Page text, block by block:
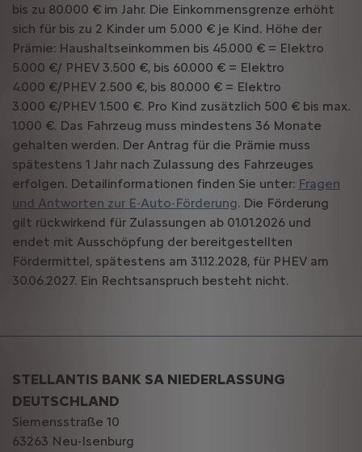
bis zu 80.000 € im Jahr. Die Einkommensgrenze erhöht
sich für bis zu 2 Kinder um 5.000 € je Kind. Höhe der
Prämie: Haushaltseinkommen bis 45.000 € = Elektro
5.000 €/ PHEV 3.500 €, bis 60.000 € = Elektro
4.000 €/PHEV 2.500 €, bis 80.000 € = Elektro
3.000 €/PHEV 1.500 €. Pro Kind zusätzlich 500 € bis max.
1.000 €. Das Fahrzeug muss mindestens 36 Monate
gehalten werden. Der Antrag für die Prämie muss
spätestens 1 Jahr nach Zulassung des Fahrzeuges
erfolgen. Detailinformationen finden Sie unter: Fragen
und Antworten zur E-Auto-Förderung. Die Förderung
gilt rückwirkend für Zulassungen ab 01.01.2026 und
endet mit Ausschöpfung der bereitgestellten
Fördermittel, spätestens am 31.12.2028, für PHEV am
30.06.2027. Ein Rechtsanspruch besteht nicht.
STELLANTIS BANK SA NIEDERLASSUNG
DEUTSCHLAND
Siemensstraße 10
63263 Neu-Isenburg